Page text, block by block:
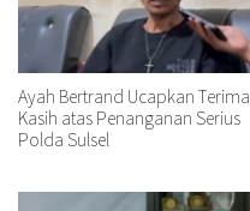
Ayah Bertrand Ucapkan Terima
Kasih atas Penanganan Serius
Polda Sulsel